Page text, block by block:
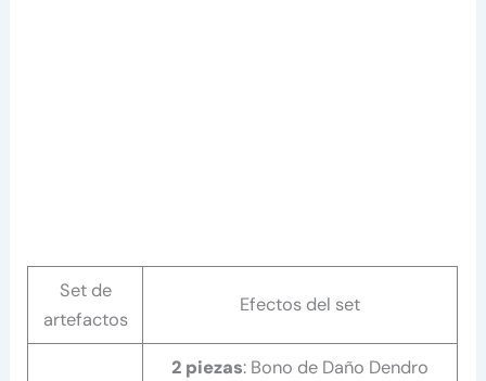
Set de
artefactos
Efectos del set
2 piezas: Bono de Daño Dendro